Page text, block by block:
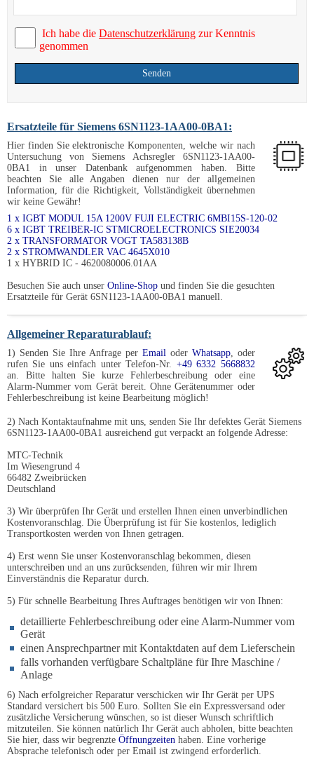
Ich habe die Datenschutzerklärung zur Kenntnis
genommen
Senden
Ersatzteile für Siemens 6SN1123-1AA00-0BA1:
Hier finden Sie elektronische Komponenten, welche wir nach
Untersuchung von Siemens Achsregler 6SN1123-1AA00-
0BA1 in unser Datenbank aufgenommen haben. Bitte
beachten Sie alle Angaben dienen nur der allgemeinen
Information, für die Richtigkeit, Vollständigkeit übernehmen
wir keine Gewähr!
1 x IGBT MODUL 15A 1200V FUJI ELECTRIC 6MBI15S-120-02
6 x IGBT TREIBER-IC STMICROELECTRONICS SIE20034
2 x TRANSFORMATOR VOGT TA583138B
2 x STROMWANDLER VAC 4645X010
1 x HYBRID IC - 4620080006.01AA
Besuchen Sie auch unser Online-Shop und finden Sie die gesuchten
Ersatzteile für Gerät 6SN1123-1AA00-0BA1 manuell.
Allgemeiner Reparaturablauf:
1) Senden Sie Ihre Anfrage per Emailoder Whatsapp, oder
rufen Sie uns einfach unter Telefon-Nr. +49 6332 5668832
an. Bitte halten Sie kurze Fehlerbeschreibung oder eine
Alarm-Nummer vom Gerät bereit. Ohne Gerätenummer oder
Fehlerbeschreibung ist keine Bearbeitung möglich!
2) Nach Kontaktaufnahme mit uns, senden Sie Ihr defektes Gerät Siemens
6SN1123-1AA00-0BA1 ausreichend gut verpackt an folgende Adresse:
MTC-Technik
Im Wiesengrund 4
66482 Zweibrücken
Deutschland
3) Wir überprüfen Ihr Gerät und erstellen Ihnen einen unverbindlichen
Kostenvoranschlag. Die Überprüfung ist für Sie kostenlos, lediglich
Transportkosten werden von Ihnen getragen.
4) Erst wenn Sie unser Kostenvoranschlag bekommen, diesen
unterschreiben und an uns zurücksenden, führen wir mir Ihrem
Einverständnis die Reparatur durch.
5) Für schnelle Bearbeitung Ihres Auftrages benötigen wir von Ihnen:
detaillierte Fehlerbeschreibung oder eine Alarm-Nummer vom
Gerät
einen Ansprechpartner mit Kontaktdaten auf dem Lieferschein
falls vorhanden verfügbare Schaltpläne für Ihre Maschine /
Anlage
6) Nach erfolgreicher Reparatur verschicken wir Ihr Gerät per UPS
Standard versichert bis 500 Euro. Sollten Sie ein Expressversand oder
zusätzliche Versicherung wünschen, so ist dieser Wunsch schriftlich
mitzuteilen. Sie können natürlich Ihr Gerät auch abholen, bitte beachten
Sie hier, dass wir begrenzte Öffnungzeiten haben. Eine vorherige
Absprache telefonisch oder per Email ist zwingend erforderlich.